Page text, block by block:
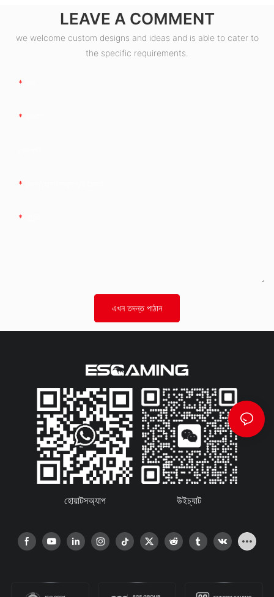
LEAVE A COMMENT
we welcome custom designs and ideas and is able to cater to
the specific requirements.
এখন তদন্ত পাঠান
হোয়াটসঅ্যাপ উইচ্যাট